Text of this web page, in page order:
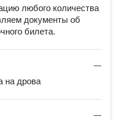
любого количества
документы об
билета.
—
на дрова
—